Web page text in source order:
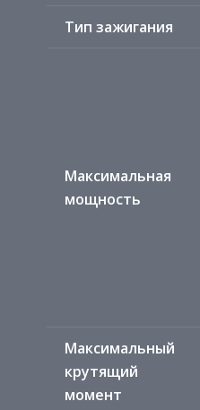
Тип зажигания
Максимальная
мощность
Максимальный
крутящий
момент